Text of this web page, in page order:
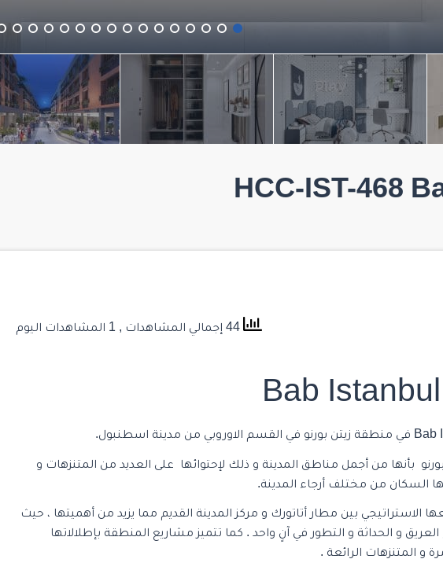
HCC-IST-468
, 1 المشاهدات اليوم
منطقة زيتن بورنو في القسم الاوروبي من مدينة اسطنبول.
بأنها من أجمل مناطق المدينة و ذلك لإحتوائها على العديد من المتنزهات و
السكان من مختلف أرجاء المدينة.
الاستراتيجي بين مطار أتاتورك و مركز المدينة القديم مما يزيد من أهميتها ، حيث
العريق و الحداثة و التطور في آنٍ واحد . كما تتميز مشاريع المنطقة بإطلالاتها
و المتنزهات الرائعة .